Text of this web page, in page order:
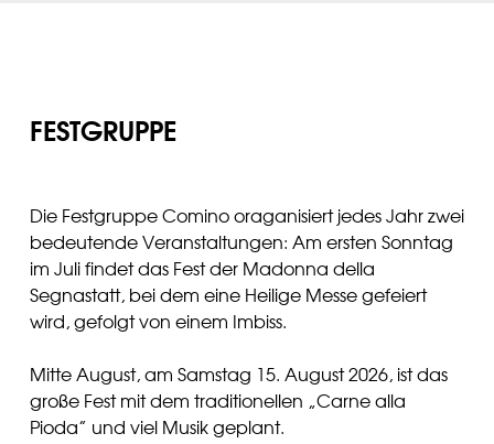
FESTGRUPPE
Die Festgruppe Comino oraganisiert jedes Jahr zwei
bedeutende Veranstaltungen: Am ersten Sonntag
im Juli findet das Fest der Madonna della
Segnastatt, bei dem eine Heilige Messe gefeiert
wird, gefolgt von einem Imbiss.
Mitte August, am Samstag 15. August 2026, ist das
große Fest mit dem traditionellen „Carne alla
Pioda” und viel Musik geplant.